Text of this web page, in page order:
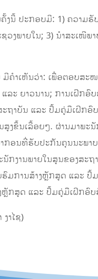
ຄັ້ງນີ້ ປະກອບມີ: 1) ຄວາມ
ວງພາຍໃນ; 3) ນໍາສະເໜີ
ຄໍາເຫັນວ່າ: ເພື່ອຕອບສະ
ແລະ ຍາວນານ; ການເຝິກ
ຖາບັນ ແລະ ປຶ້ມຄູ່ມືເຝິກອົ
ງຂຶ້ນເລື້ອຍໆ. ຜ່ານມາພະ
ກອນທີ່ຮັບປະກັນຄຸນນະພ
ກງານພາຍໃນສູນຂອງສ
ຮົມການສ້າງຫຼັກສູດ ແລະ
ຫຼັກສູດ ແລະ ປຶ້ມຄູ່ມືເຝິກອົ
າໄຊ)